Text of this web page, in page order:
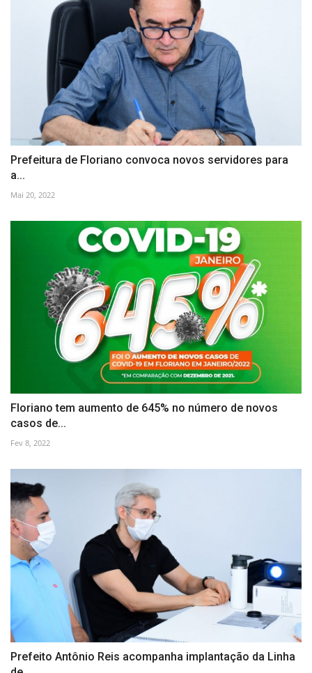
Prefeitura de Floriano convoca novos servidores para
a...
Mai 20, 2022
Floriano tem aumento de 645% no número de novos
casos de...
Fev 8, 2022
Prefeito Antônio Reis acompanha implantação da Linha